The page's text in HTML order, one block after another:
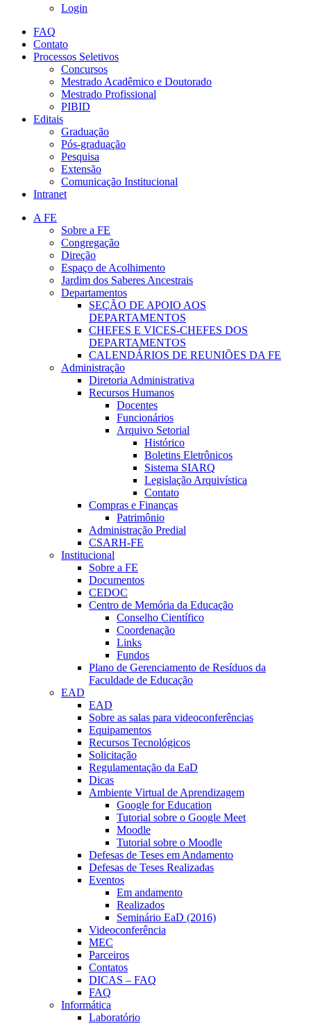
Login
FAQ
Contato
Processos Seletivos
Concursos
Mestrado Acadêmico e Doutorado
Mestrado Profissional
PIBID
Editais
Graduação
Pós-graduação
Pesquisa
Extensão
Comunicação Institucional
Intranet
A FE
Sobre a FE
Congregação
Direção
Espaço de Acolhimento
Jardim dos Saberes Ancestrais
Departamentos
SEÇÃO DE APOIO AOS
DEPARTAMENTOS
CHEFES E VICES-CHEFES DOS
DEPARTAMENTOS
CALENDÁRIOS DE REUNIÕES DA FE
Administração
Diretoria Administrativa
Recursos Humanos
Docentes
Funcionários
Arquivo Setorial
Histórico
Boletins Eletrônicos
Sistema SIARQ
Legislação Arquivística
Contato
Compras e Finanças
Patrimônio
Administração Predial
CSARH-FE
Institucional
Sobre a FE
Documentos
CEDOC
Centro de Memória da Educação
Conselho Científico
Coordenação
Links
Fundos
Plano de Gerenciamento de Resíduos da
Faculdade de Educação
EAD
EAD
Sobre as salas para videoconferências
Equipamentos
Recursos Tecnológicos
Solicitação
Regulamentação da EaD
Dicas
Ambiente Virtual de Aprendizagem
Google for Education
Tutorial sobre o Google Meet
Moodle
Tutorial sobre o Moodle
Defesas de Teses em Andamento
Defesas de Teses Realizadas
Eventos
Em andamento
Realizados
Seminário EaD (2016)
Videoconferência
MEC
Parceiros
Contatos
DICAS – FAQ
FAQ
Informática
Laboratório